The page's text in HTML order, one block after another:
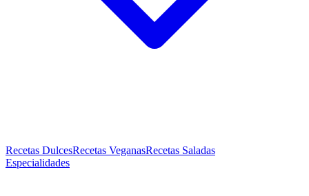
Recetas DulcesRecetas VeganasRecetas Saladas
Especialidades